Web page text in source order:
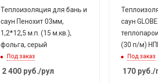
Теплоизоляция для бань и
саун Пенохит 03мм,
1,2*12,5 м.п. (15 м.кв.),
фольга, серый
Под заказ
2 400 руб./рул
саун
(30 п/м)
Под заказ
170 руб./